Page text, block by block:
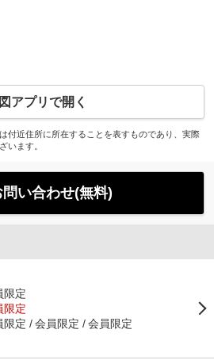
アプリで開く
付近住所に所在することを表すものであり、実際
います。
問い合わせ(無料)
限定
限定
限定
会員限定 会員限定